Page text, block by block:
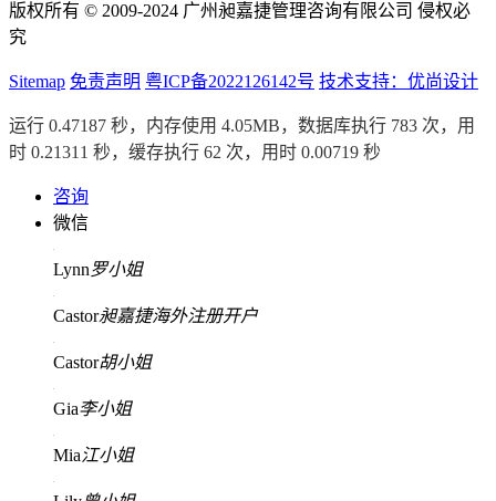
版权所有 © 2009-2024 广州昶嘉捷管理咨询有限公司 侵权必
究
Sitemap 免责声明 粤ICP备2022126142号 技术支持：优尚设计
运行 0.47187 秒，内存使用 4.05MB，数据库执行 783 次，用
时 0.21311 秒，缓存执行 62 次，用时 0.00719 秒
咨询
微信
Lynn罗小姐
Castor昶嘉捷海外注册开户
Castor胡小姐
Gia李小姐
Mia江小姐